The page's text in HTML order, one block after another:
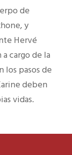
de
y
Hervé
cargo de la
pasos de
deben
vidas.